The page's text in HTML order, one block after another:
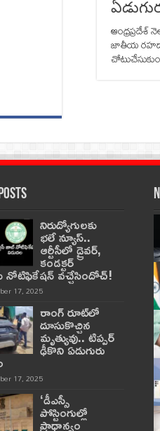
ఆంధ్రప్రదేశ్
జాతీయ
నిరుద్యోగులకు
భలే న్యూస్..
ఆర్టీసీలో డ్రైవర్,
కండక్టర్‌
నోటిఫికేషన్‌ వచ్చేసిందోచ్‌!
17, 2025
రాంగ్ రూట్‌లో
దూసుకొచ్చిన
మృత్యువు.. టిప్పర్
ఢీకొని ఏడుగురు
17, 2025
‘డీఎస్సీ
పోస్టింగుల్లో
ప్రాధాన్యం